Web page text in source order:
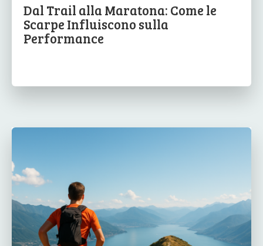
Dal Trail alla Maratona: Come le
Scarpe Influiscono sulla
Performance